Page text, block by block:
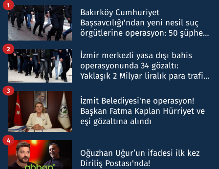
Bakırköy Cumhuriyet
Başsavcılığı'ndan yeni nesil suç
örgütlerine operasyon: 50 şüpheli
1
İzmir merkezli yasa dışı bahis
operasyonunda 34 gözaltı:
Yaklaşık 2 Milyar liralık para trafiği
2
İzmit Belediyesi'ne operasyon!
Başkan Fatma Kaplan Hürriyet ve
eşi gözaltına alındı
3
Oğuzhan Uğur’un ifadesi ilk kez
Diriliş Postası'nda!
4